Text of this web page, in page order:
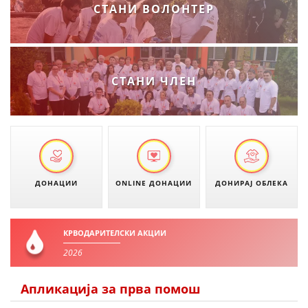
ДИСЕМИНАЦИЈА
MЕЃУНАРОДНО ХУМАНИТАРНО ПРАВО
ПРОМОЦИЈА НА ХУМАНИ ВРЕДНОСТИ
УПОТРЕБА И ЗАШТИТА НА АМБЛЕМОТ
КАКО ДА ДОНИРАТЕ
ПОДГОТВЕНОСТ И ДЕЈСТВО ПРИ КАТАСТРОФИ
ПРОЕКТИ – ПОДГОТВЕНОСТ И ДЕЈСТВУВАЊЕ ПРИ КАТАСТРОФИ
СТАНИ ВОЛОНТЕР
СТАНИ ЧЛЕН
ДОНАЦИИ ONLINE ДОНАЦИИ ДОНИРАЈ ОБЛЕКА
КРВОДАРИТЕЛСКИ АКЦИИ
2026
Апликација за прва помош